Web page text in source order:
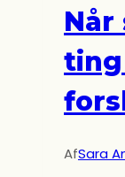
Når
AfSara